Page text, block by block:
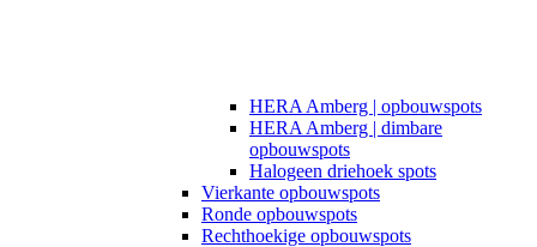
HERA Amberg | opbouwspots
HERA Amberg | dimbare
opbouwspots
Halogeen driehoek spots
Vierkante opbouwspots
Ronde opbouwspots
Rechthoekige opbouwspots